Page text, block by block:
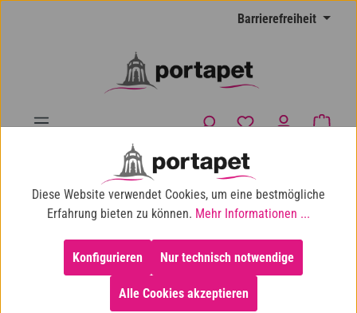
Barrierefreiheit
Du hast 0
10% Shop-Rabatt ab 100 € Einkaufswert
Hund Hundefutter Hunde-Trockenfutter
Diese Website verwendet Cookies, um eine bestmögliche
Erfahrung bieten zu können. Mehr Informationen ...
Konfigurieren
Alle Cookies akzeptieren
Nur technisch notwendige